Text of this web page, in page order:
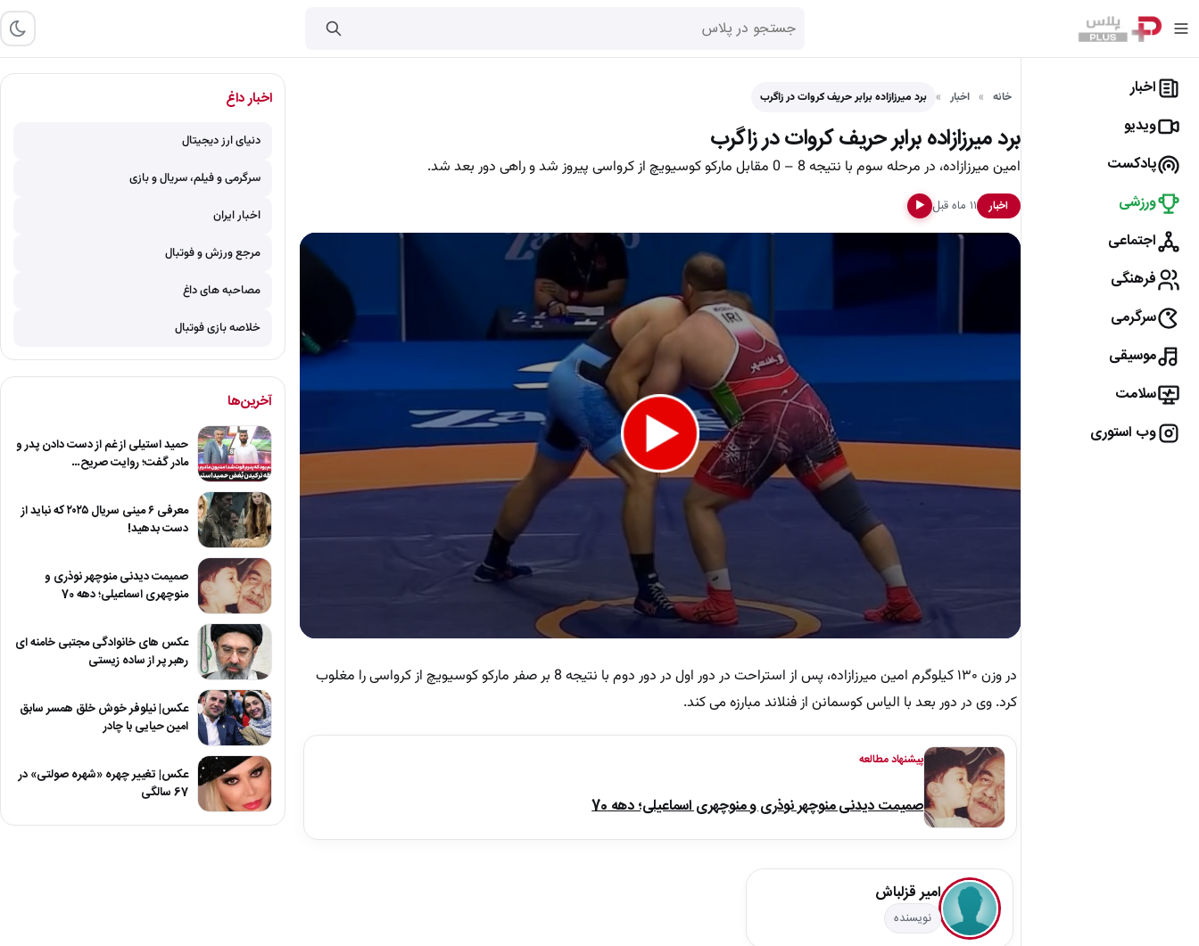
اخبار
ویدیو
پادکست
ورزشی
اجتماعی
فرهنگی
سرگرمی
موسیقی
سلامت
وب استوری
خانه اخبار برد میرزازاده برابر حریف کروات در زاگرب
برد میرزازاده برابر حریف کروات در زاگرب
امین میرزازاده، در مرحله سوم با نتیجه 8 – 0 مقابل مارکو کوسیویچ از کرواسی پیروز شد و راهی دور بعد شد.
اخبار ۱۱ ماه قبل ▶
secondsVolume
90%
در وزن ۱۳۰ کیلوگرم امین میرزازاده، پس از استراحت در دور اول در دور دوم با نتیجه 8 بر صفر مارکو کوسیویچ از کرواسی را مغلوب
کرد. وی در دور بعد با الیاس کوسمانن از فنلاند مبارزه می کند.
پیشنهاد مطالعه
صمیمت دیدنی منوچهر نوذری و منوچهری اسماعیلی؛ دهه 70
امیر قزلباش
نویسنده
اخبار داغ
دنیای ارز دیجیتال
سرگرمی و فیلم، سریال و بازی
اخبار ایران
مرجع ورزش و فوتبال
مصاحبه های داغ
خلاصه بازی فوتبال
آخرین‌ها
حمید استیلی از غم از دست دادن پدر و
مادر گفت؛ روایت صریح…
معرفی ۶ مینی سریال ۲۰۲۵ که نباید از
دست بدهید!
صمیمت دیدنی منوچهر نوذری و
منوچهری اسماعیلی؛ دهه 70
عکس های خانوادگی مجتبی خامنه ای
رهبر پر از ساده زیستی
عکس| نیلوفر خوش خلق همسر سابق
امین حیایی با چادر
عکس| تغییر چهره «شهره صولتی» در
67 سالگی